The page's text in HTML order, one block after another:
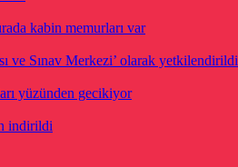
kabin memurları var
ve Sınav Merkezi’ olarak yetkilendirildi
yüzünden gecikiyor
indirildi